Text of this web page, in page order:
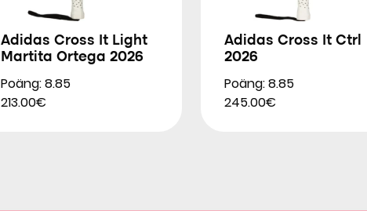
Adidas Cross It Light
Martita Ortega 2026
Poäng: 8.85
213.00€
Adidas Cross It Ctrl
2026
Poäng: 8.85
245.00€